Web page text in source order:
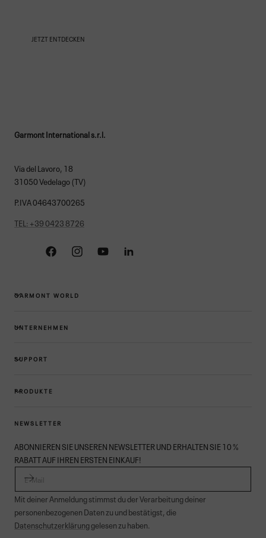
JETZT ENTDECKEN
Garmont International s.r.l.
Via del Lavoro, 18
31050 Vedelago (TV)
P.IVA 04643700265
TEL: +39 0423 8726
FacebookInstagramYouTubeLinkedin
GARMONT WORLD
UNTERNEHMEN
SUPPORT
PRODUKTE
NEWSLETTER
ABONNIEREN SIE UNSEREN NEWSLETTER UND ERHALTEN SIE 10 %
RABATT AUF IHREN ERSTEN EINKAUF!
Mit deiner Anmeldung stimmst du der Verarbeitung deiner
personenbezogenen Daten zu und bestätigst, die
Datenschutzerklärunggelesen zu haben.